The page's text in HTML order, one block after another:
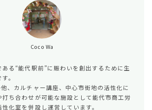
Coco Wa
る“能代駅前”に賑わいを創出するために生
。
、カルチャー講座、中心市街地の活性化に
打ち合わせが可能な施設として能代市商工労
化室を併設し運営しています。